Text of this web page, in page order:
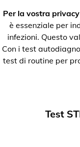
Per la vostra
è essenziale per
infezioni. Questo
Con i test
test di routine per
Test